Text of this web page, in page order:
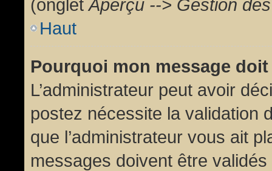
(ongletAperçu --> Gestion
Haut
Pourquoi mon message
L’administrateur peut avoir
postez nécessite la validation
que l’administrateur vous ait
messages doivent être